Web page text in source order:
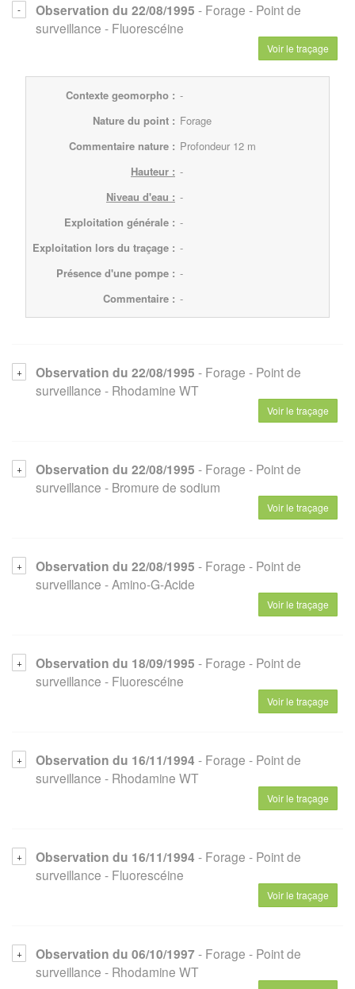
Observation du 22/08/1995 - Forage - Point de
surveillance - Fluorescéine
Voir le traçage
Contexte geomorpho : -
Nature du point : Forage
Commentaire nature : Profondeur 12 m
Hauteur : -
Niveau d'eau : -
Exploitation générale : -
Exploitation lors du traçage : -
Présence d'une pompe : -
Commentaire : -
Observation du 22/08/1995 - Forage - Point de
surveillance - Rhodamine WT
Voir le traçage
Observation du 22/08/1995 - Forage - Point de
surveillance - Bromure de sodium
Voir le traçage
Observation du 22/08/1995 - Forage - Point de
surveillance - Amino-G-Acide
Voir le traçage
Observation du 18/09/1995 - Forage - Point de
surveillance - Fluorescéine
Voir le traçage
Observation du 16/11/1994 - Forage - Point de
surveillance - Rhodamine WT
Voir le traçage
Observation du 16/11/1994 - Forage - Point de
surveillance - Fluorescéine
Voir le traçage
Observation du 06/10/1997- Forage - Point de
surveillance - Rhodamine WT